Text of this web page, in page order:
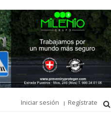
Iniciar sesión Regístrate